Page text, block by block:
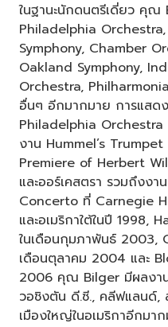
ในฐานะนักดนตรีเดี่ยว คุ
Philadelphia
Symphony, Chamber
Oakland Symphony,
Orchestra,
อื่นๆ อีกมากมาย การแสด
Philadelphia Orchestra
งาน Hummel’s
Premiere of Herbert
และออร์เคสตรา รวมถึงง
Concerto ที่ Carnegie
และอเมริกาใต้ในปี 1998,
ในเดือนกุมภาพันธ์ 2003,
เดือนตุลาคม 2004 และ
2006 คุณ Bilger มีผลงา
วอชิงตัน ดี.ซี., คลีฟแลนด์,
เมืองใหญ่ในอเมริกาอีกมา